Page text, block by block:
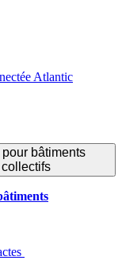
Atlantic
bâtiments